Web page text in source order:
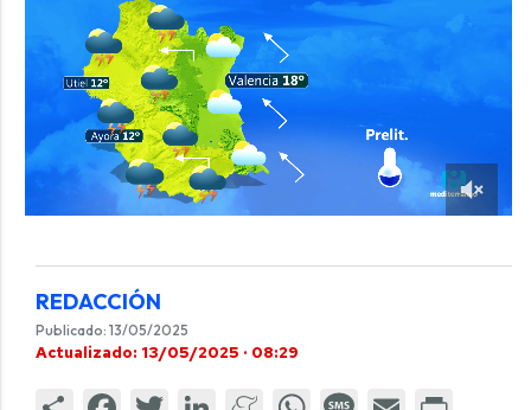
REDACCIÓN
Publicado: 13/05/2025
Actualizado: 13/05/2025 · 08:29